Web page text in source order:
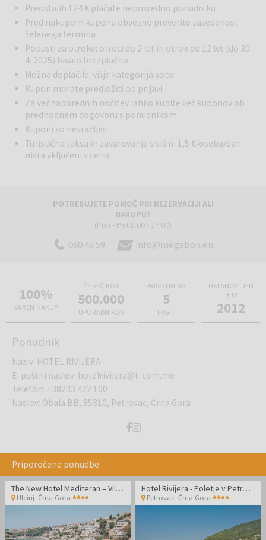
Privoščite si najljubšo pijačo in ob zvokih lokalne glasbe uživajte v
okusni hrani. V intimnem vzdušju restavracije Oliva lahko pokusite
jedi vseh 3 regionalnih kulinarik - primorsko, jezersko in gorsko.
Preostalih 124 € plačate neposredno ponudniku
Pred nakupom kupona obvezno preverite zasedenost
želenega termina
Popusti za otroke: otroci do 2 let in otrok do 12 let (do 30.
4. 2025) bivajo brezplačno
Možna doplačila: višja kategorija sobe
Kupon morate predložiti ob prijavi
Za več zaporednih nočitev lahko kupite več kuponov ob
predhodnem dogovoru s ponudnikom
Kuponi so nevračljivi
Turistična taksa in zavarovanje v višini 1,5 €/oseba/dan
nista vključeni v ceno
POTREBUJETE POMOČ PRI REZERVACIJI ALI
NAKUPU?
(Pon - Pet 8.00 - 17.00)
080 45 59 info@megabon.eu
100%
VAREN NAKUP
ŽE VEČ KOT
500.000
UPORABNIKOV
PRISOTNI NA
5
TRGIH
USTANOVLJEN
LETA
2012
Ponudnik
Naziv: HOTEL RIVIJERA
E-poštni naslov: hotelrivijera@t-com.me
Telefon: +38233 422 100
Naslov: Obala BB, 85310, Petrovac, Črna Gora
Priporočene ponudbe
The New Hotel Mediteran – Villa Edition - Oddih v novoodprtem hotelu v Ulcinju
Ulcinj Črna Gora
Hotel Rivijera - Poletje v Petrovcu
Petrovac ,Črna Gora